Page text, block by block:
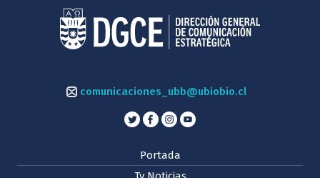
comunicaciones_ubb@ubiobio.cl
Portada